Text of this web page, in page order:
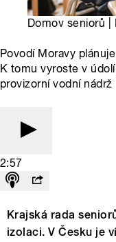
Domov seniorů
Povodí Moravy
K tomu vyroste v
provizorní vodní nádrž
2:57
Krajská rada
izolaci. V Česku je